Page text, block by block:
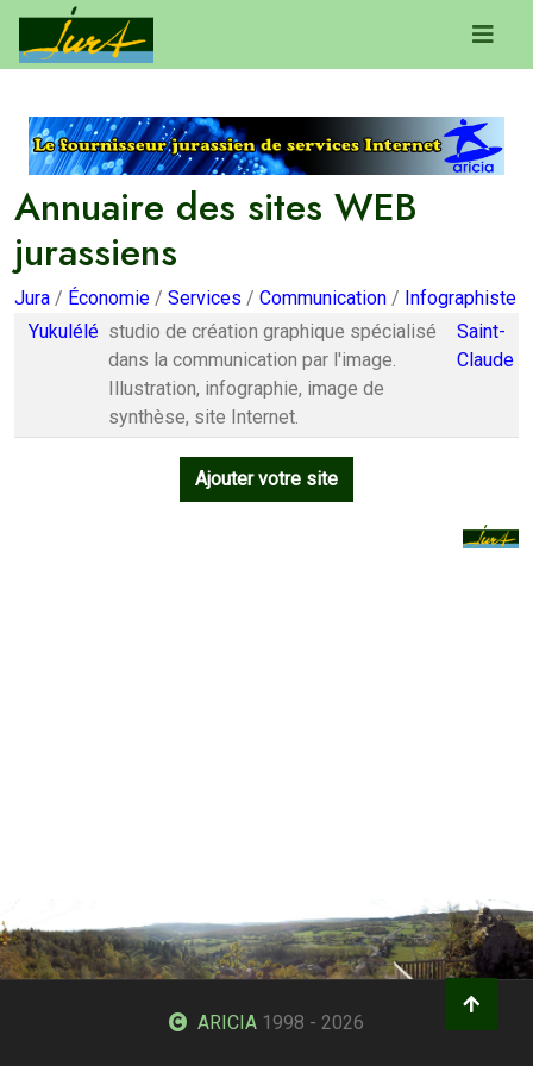
Annuaire des sites WEB
jurassiens
Jura / Économie / Services / Communication / Infographiste
Yukulélé studio de création graphique spécialisé
dans la communication par l'image.
Illustration, infographie, image de
synthèse, site Internet.
Saint-
Claude
Ajouter votre site
ARICIA 1998 - 2026